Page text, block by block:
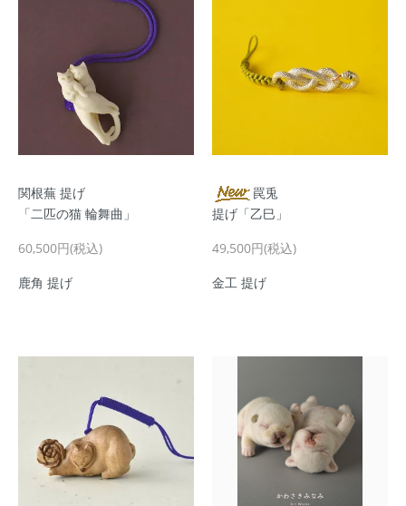
関根蕪 提げ
「二匹の猫 輪舞曲」
60,500円(税込)
鹿角 提げ
罠兎
提げ「乙巳」
49,500円(税込)
金工 提げ